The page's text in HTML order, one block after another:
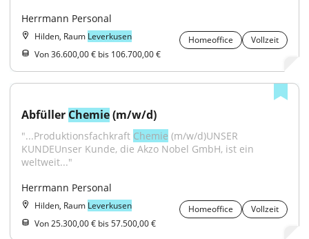
Herrmann Personal
Hilden, Raum Leverkusen Homeoffice
Vollzeit
Von 36.600,00 € bis 106.700,00 €
Abfüller Chemie (m/w/d)
"...Produktionsfachkraft Chemie (m/w/d)UNSER
KUNDEUnser Kunde, die Akzo Nobel GmbH, ist ein
weltweit..."
Herrmann Personal
Hilden, Raum Leverkusen Homeoffice
Vollzeit
Von 25.300,00 € bis 57.500,00 €